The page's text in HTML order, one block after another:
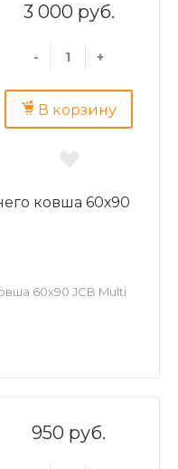
3 000 руб.
- +
В корзину
ковша 60х90
60х90 JCB Multi
950 руб.